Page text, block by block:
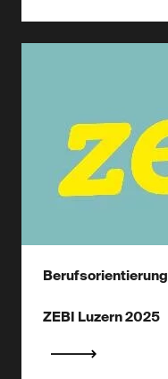
Berufsorientierung
ZEBI Luzern 2025